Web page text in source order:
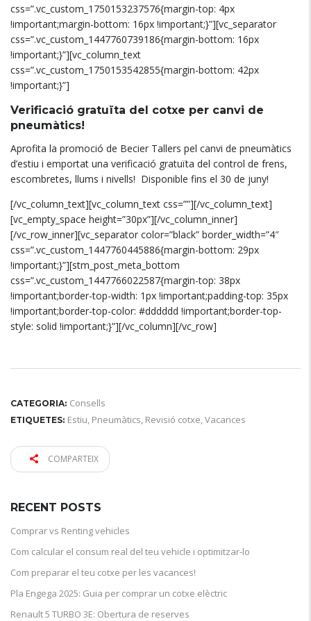
css=”.vc_custom_1750153237576{margin-top: 4px
!important;margin-bottom: 16px !important;}”][vc_separator
css=”.vc_custom_1447760739186{margin-bottom: 16px
!important;}”][vc_column_text
css=”.vc_custom_1750153542855{margin-bottom: 42px
!important;}”]
Verificació gratuïta del cotxe per canvi de
pneumàtics!
Aprofita la promoció de Becier Tallers pel canvi de pneumàtics
d’estiu i emportat una verificació gratuïta del control de frens,
escombretes, llums i nivells! Disponible fins el 30 de juny!
[/vc_column_text][vc_column_text css=””][/vc_column_text]
[vc_empty_space height=”30px”][/vc_column_inner]
[/vc_row_inner][vc_separator color=”black” border_width=”4″
css=”.vc_custom_1447760445886{margin-bottom: 29px
!important;}”][stm_post_meta_bottom
css=”.vc_custom_1447766022587{margin-top: 38px
!important;border-top-width: 1px !important;padding-top: 35px
!important;border-top-color: #dddddd !important;border-top-
style: solid !important;}”][/vc_column][/vc_row]
CATEGORIA: Consells
ETIQUETES: Estiu, Pneumàtics, Revisió cotxe,Vacances
COMPARTEIX
RECENT POSTS
Comprar vs Renting vehicles
Com calcular el consum real del teu vehicle i optimitzar-lo
Com preparar el teu cotxe per les vacances!
Pla Engega 2025: Guia per comprar un cotxe elèctric
Renault 5 TURBO 3E: Obertura de reserves